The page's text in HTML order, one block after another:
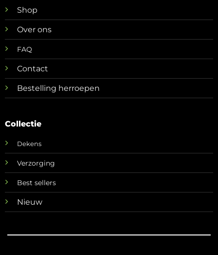
Shop
Over ons
FAQ
Contact
Bestelling herroepen
Collectie
Dekens
Verzorging
Best sellers
Nieuw